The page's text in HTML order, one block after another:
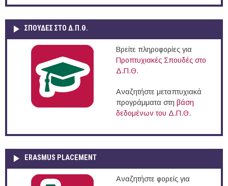
ΣΠΟΥΔΈΣ ΣΤΟ Δ.Π.Θ.
Βρείτε πληροφορίες για
Προπτυχιακές Σπουδές στο
Δ.Π.Θ.
Αναζητήστε μεταπτυχιακά
προγράμματα στη βάση
δεδομένων του Δ.Π.Θ.
ERASMUS PLACEMENT
Αναζητήστε φορείς για